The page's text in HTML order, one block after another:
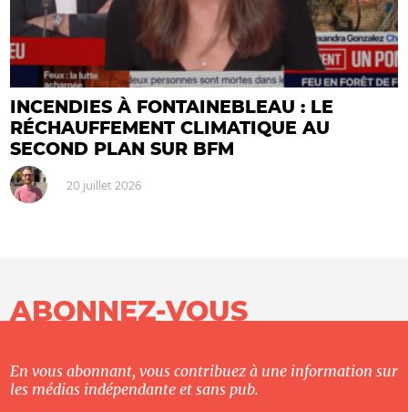
INCENDIES À FONTAINEBLEAU : LE
RÉCHAUFFEMENT CLIMATIQUE AU
SECOND PLAN SUR BFM
20 juillet 2026
ABONNEZ-VOUS
En vous abonnant, vous contribuez à une information sur
les médias indépendante et sans pub.